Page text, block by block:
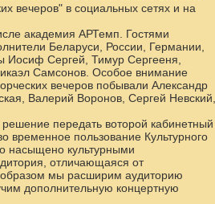
вечеров" в социальных сетях и на
академия АРТемп. Гостями
Беларуси, России, Германии,
Иосиф Сергей, Тимур Сергееня,
Самсонов. Особое внимание
вечеров побывали Александр
Валерий Воронов, Сергей Невский,
передать воторой кабинетный
временное пользование Культурного
насыщено культурными
отличающаяся от
мы расширим аудиторию
дополнительную концертную